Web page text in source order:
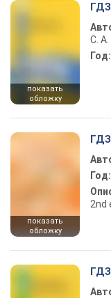
показать
обложку
С.
Год:
показать
обложку
Год:
2nd